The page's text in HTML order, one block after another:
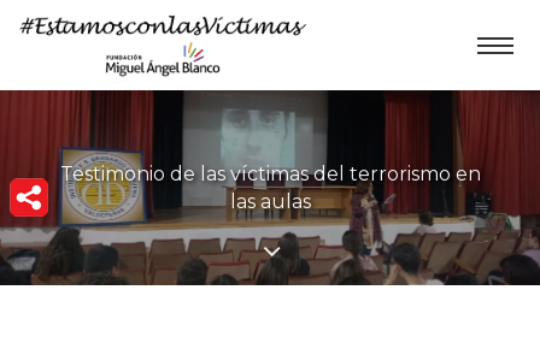
Testimonio de las víctimas del terrorismo en
las aulas